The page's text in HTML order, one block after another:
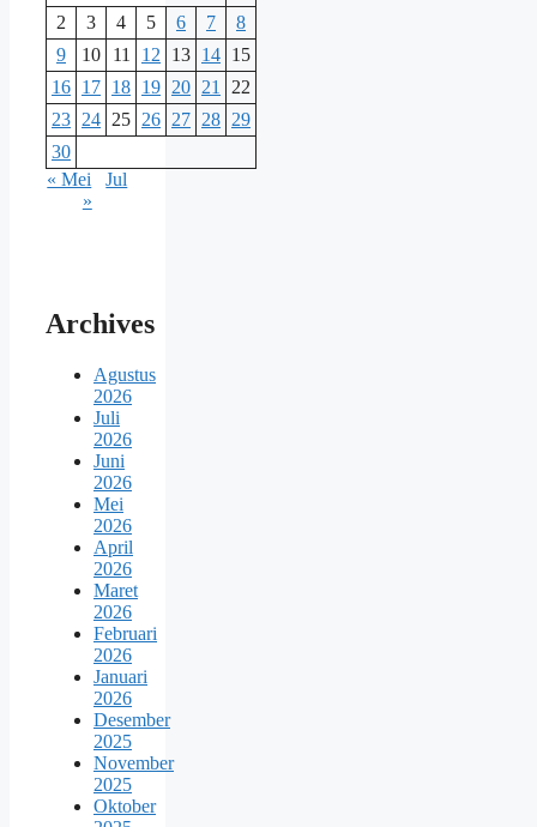
2
3 4 5 6 7
8
9
10 11 12 13 14 15
16 17 18 19 20 21
22
23 24 25 26 27 28 29
30
« Mei
Jul
»
Archives
Agustus
2026
Juli
2026
Juni
2026
Mei
2026
April
2026
Maret
2026
Februari
2026
Januari
2026
Desember
2025
November
2025
Oktober